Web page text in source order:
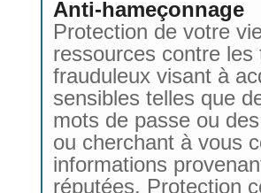
Anti-hameçonnage
Protection de votre
ressources contre
frauduleux visant à
sensibles telles que
mots de passe ou
ou cherchant à vous
informations
réputées. Protection